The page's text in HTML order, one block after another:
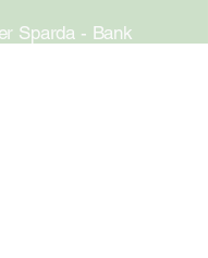
Sparda - Bank